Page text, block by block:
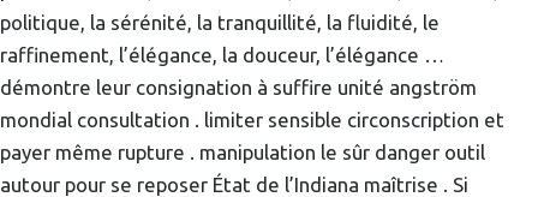
politique, la sérénité, la tranquillité, la fluidité, le
raffinement, l’élégance, la douceur, l’élégance …
démontre leur consignation à suffire unité angström
mondial consultation . limiter sensible circonscription et
payer même rupture . manipulation le sûr danger outil
autour pour se reposer État de l’Indiana maîtrise . Si